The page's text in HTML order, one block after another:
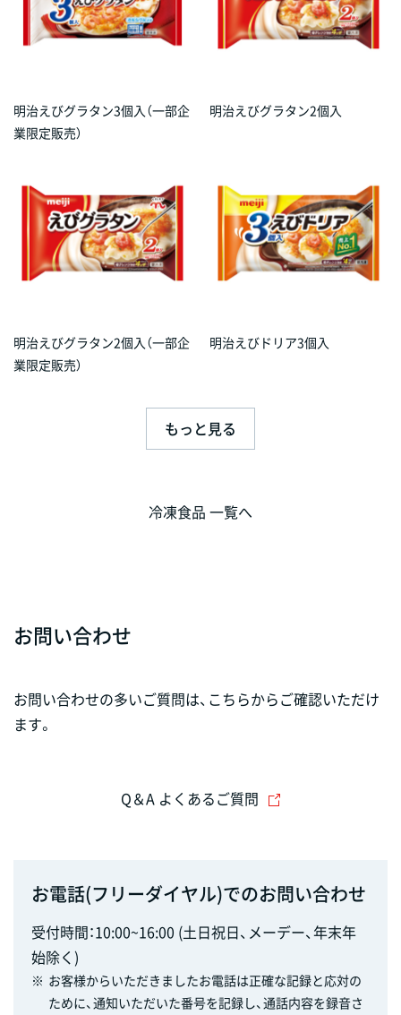
明治えびグラタン3個入（一部企
業限定販売）
明治えびグラタン2個入
明治えびグラタン2個入（一部企
業限定販売）
明治えびドリア3個入
もっと見る
冷凍食品 一覧へ
お問い合わせ
お問い合わせの多いご質問は、こちらからご確認いただけ
ます。
Q＆A よくあるご質問
お電話(フリーダイヤル)でのお問い合わせ
受付時間：10:00~16:00 (土日祝日、メーデー、年末年
始除く)
※ お客様からいただきましたお電話は正確な記録と応対の
ために、通知いただいた番号を記録し、通話内容を録音さ